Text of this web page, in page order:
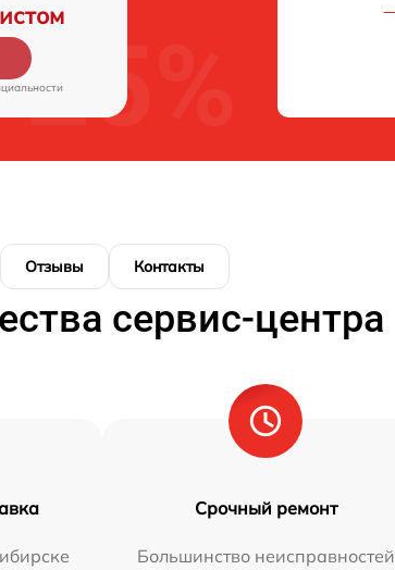
Отзывы Контакты
сервис-центра
Срочный ремонт
Большинство неисправностей